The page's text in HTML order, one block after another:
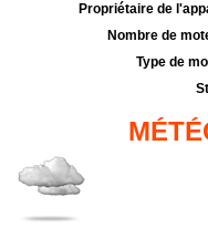
Propriétaire de
Nombre de
Type de